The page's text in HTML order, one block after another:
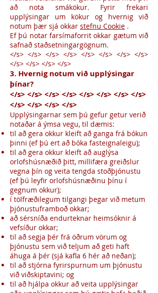
að nota smákökur. Fyrir frekari
upplýsingar um kökur og hvernig við
notum þær sjá okkar stefnu Cookie .
Ef þú notar farsímaforrit okkar gætum við
safnað staðsetningargögnum.
</s> </s> </s> </s> </s> </s> </s> </s>
</s> </s> </s> </s>
3. Hvernig notum við upplýsingar
þínar?
</s> </s> </s> </s> </s> </s> </s> </s>
</s> </s> </s> </s>
Upplýsingarnar sem þú gefur getur verið
notaðar á ýmsa vegu, til dæmis:
til að gera okkur kleift að ganga frá bókun
þinni (ef þú ert að bóka fasteignaleigu);
til að gera okkur kleift að auglýsa
orlofshúsnæðið þitt, millifæra greiðslur
vegna þín og veita tengda stoðþjónustu
(ef þú leyfir orlofshúsnæðinu þínu í
gegnum okkur);
í tölfræðilegum tilgangi þegar við metum
þjónustuframboð okkar;
að sérsníða endurteknar heimsóknir á
vefsíður okkar;
til að segja þér frá öðrum vörum og
þjónustu sem við teljum að geti haft
áhuga á þér (sjá kafla 6 hér að neðan);
til að stjórna fyrirspurnum um þjónustu
við viðskiptavini; og
til að hjálpa okkur að veita upplýsingar